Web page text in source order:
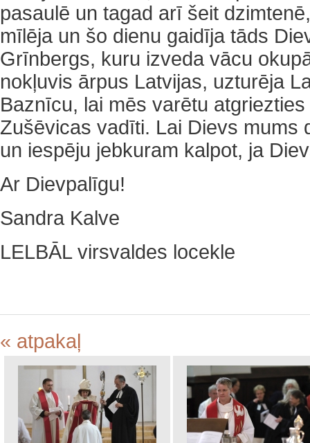
pasaulē un tagad arī šeit
mīlēja un šo dienu gaidīja tāds
Grīnbergs, kuru izveda vācu
nokļuvis ārpus Latvijas, uzturēja
Baznīcu, lai mēs varētu
Zušēvicas vadīti. Lai Dievs mums
un iespēju jebkuram kalpot, ja
Ar Dievpalīgu!
Sandra Kalve
LELBĀL virsvaldes locekle
« atpakaļ